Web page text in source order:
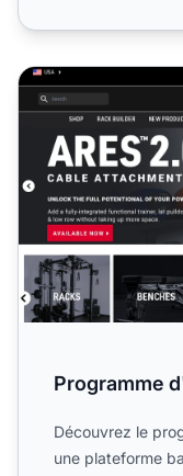
Programme
Programme
Découvrez le
une plateforme